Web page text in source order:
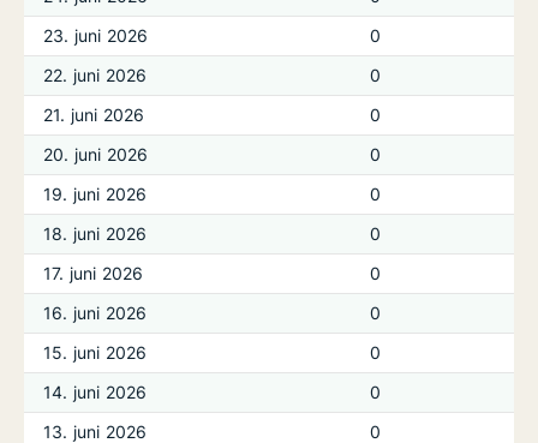
23. juni 2026
0
22. juni 2026
0
21. juni 2026
0
20. juni 2026
0
19. juni 2026
0
18. juni 2026
0
17. juni 2026
0
16. juni 2026
0
15. juni 2026
0
14. juni 2026
0
13. juni 2026
0